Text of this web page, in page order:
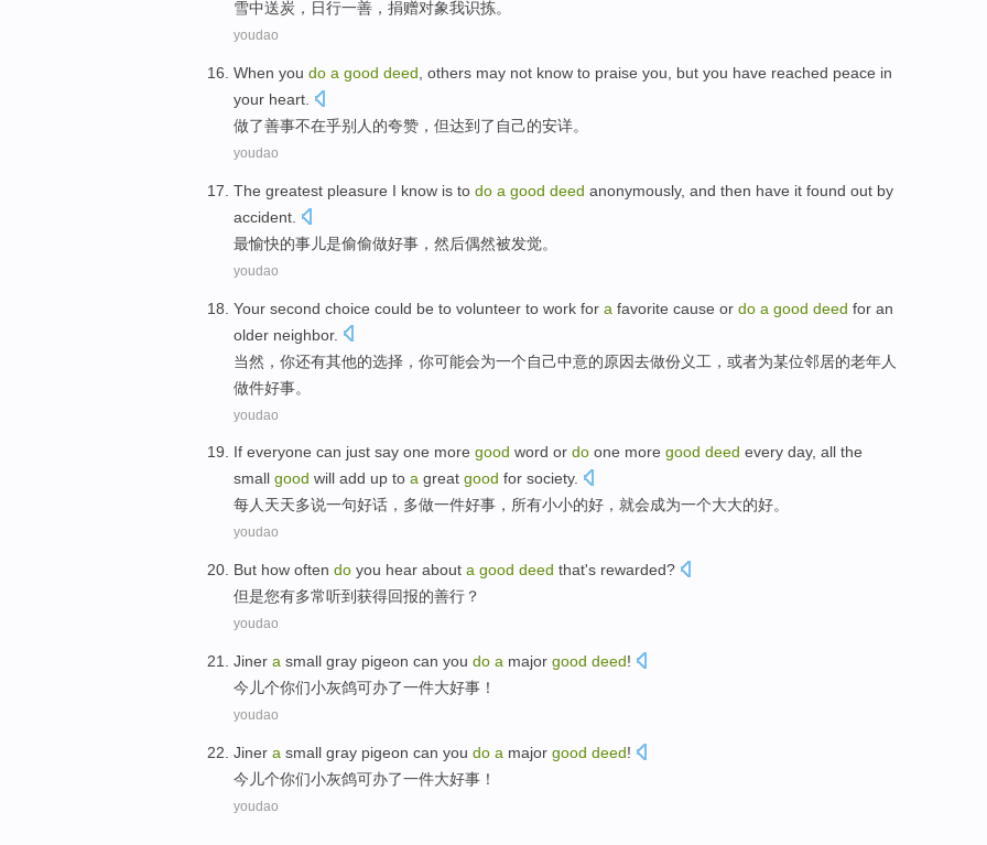
雪中送炭 ，日行一善 ， 捐赠对象我识拣。
youdao
When you do a good deed others may not know to praise you, but you have reached peace in
your heart
做了善事不在乎别人 的夸赞 ， 但达到了 自己的安详。
youdao
The greatest pleasure I know is to do a good deed anonymously, and then have it found out by
accident
最愉快的事儿是偷偷做好事 ， 然后偶然被发觉。
youdao
Your second choice could be to volunteer to work for a favorite cause or do a good deed for an
older neighbor.
当然， 你还有其他的选择 ，你可能会为一个自己中意的原因去做份义工 ， 或者为某位邻居的老年人
做件好事。
youdao
If everyone can just say one more good word or do one more good deed every day, all the
small good will add up to a great good for society.
每人天天多说一句好话，多做一件好事 ， 所有小小的好 ， 就会成为一个大大的好。
youdao
But how often do you hear about a good deed that's rewarded?
但是您有多常听到获得回报的善行 ？
youdao
Jiner a small gray pigeon can you do a major good deed!
今儿个你们小灰鸽可办了一件大好事！
youdao
Jiner a small gray pigeon can you do a major good deed!
今儿个你们小灰鸽可办了一件大好事！
youdao